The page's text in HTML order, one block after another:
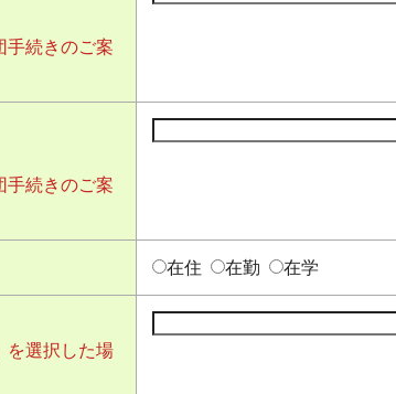
続きのご案
続きのご案
在住 在勤 在学
を選択した場